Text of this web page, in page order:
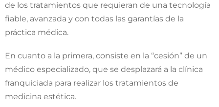
de los tratamientos que requieran de una tecnología
fiable, avanzada y con todas las garantías de la
práctica médica.
En cuanto a la primera, consiste en la “cesión” de un
médico especializado, que se desplazará a la clínica
franquiciada para realizar los tratamientos de
medicina estética.